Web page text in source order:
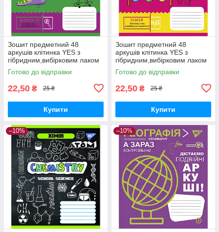
Зошит предметний 48
аркушів клітинка YES з
гібридним,вибірковим лаком
БІОЛОГІЯ (Cool school
subjects)
Готово до відправки
22,50 ₴ 25 ₴
Купити
Зошит предметний 48
аркушів клітинка YES з
гібридним,вибірковим лаком
ХІМІЯ (Cool school subjects)
Готово до відправки
22,50 ₴ 25 ₴
Купити
–10% –10%